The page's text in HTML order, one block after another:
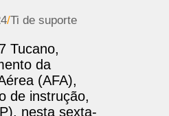
/Ti de suporte
Tucano,
da
(AFA),
de instrução,
nesta sexta-